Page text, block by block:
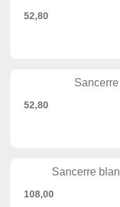
52,80
52,80
Sancerre
108,00